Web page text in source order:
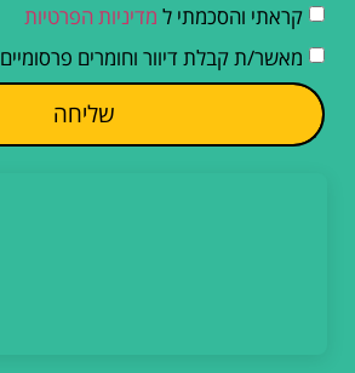
קראתי והסכמתי ל מדיניות הפרטיות
מאשר/ת קבלת דיוור וחומרים פרסומיים
שליחה